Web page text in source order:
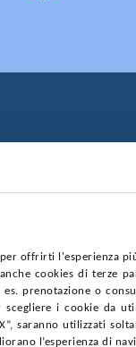
offrirti l'esperienza
cookies di terze
prenotazione o
i cookie da
saranno utilizzati
l’esperienza di
POLICY